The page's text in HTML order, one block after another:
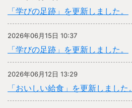
「学びの足跡」を更新しました。
2026年06月15日 10:37
「学びの足跡」を更新しました。
2026年06月12日 13:29
「おいしい給食」を更新しました。